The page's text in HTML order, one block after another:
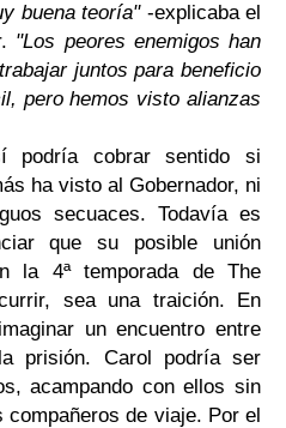
buena teoría"-explicaba el
"Los peores enemigos han
juntos para beneficio
pero hemos visto alianzas
podría cobrar sentido si
ha visto al Gobernador, ni
secuaces. Todavía es
que su posible unión
la 4ª temporada de The
sea una traición. En
un encuentro entre
prisión. Carol podría ser
acampando con ellos sin
de viaje. Por el